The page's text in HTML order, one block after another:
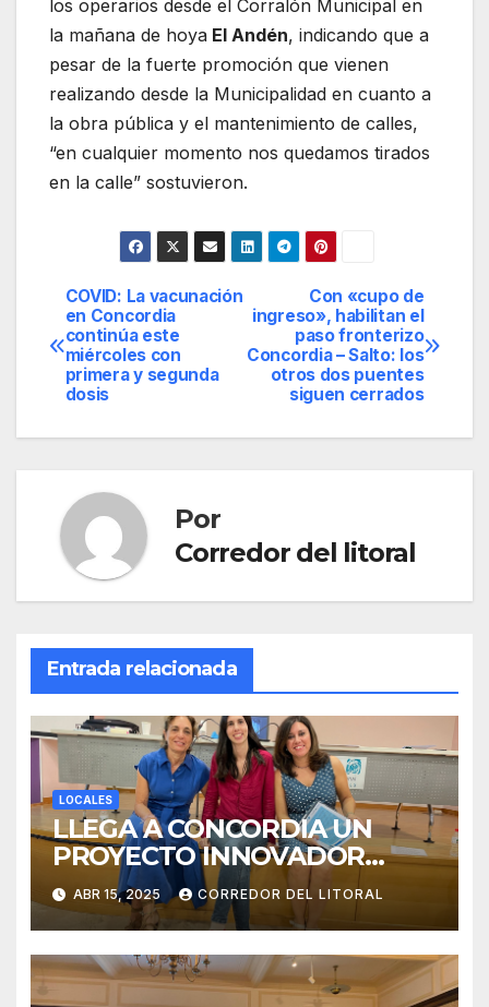
los operarios desde el Corralón Municipal en
la mañana de hoya El Andén, indicando que a
pesar de la fuerte promoción que vienen
realizando desde la Municipalidad en cuanto a
la obra pública y el mantenimiento de calles,
“en cualquier momento nos quedamos tirados
en la calle” sostuvieron.
Navegación
de
entradas
Con «cupo de
ingreso», habilitan el
paso fronterizo
Concordia – Salto: los
otros dos puentes
siguen cerrados
COVID: La vacunación
en Concordia
continúa este
miércoles con
primera y segunda
dosis
Por
Corredor del litoral
Entrada relacionada
LOCALES
LLEGA A CONCORDIA UN
PROYECTO INNOVADOR
SOBRE EL DUELO Y LA
CULTURA.
ABR 15, 2025 CORREDOR DEL LITORAL